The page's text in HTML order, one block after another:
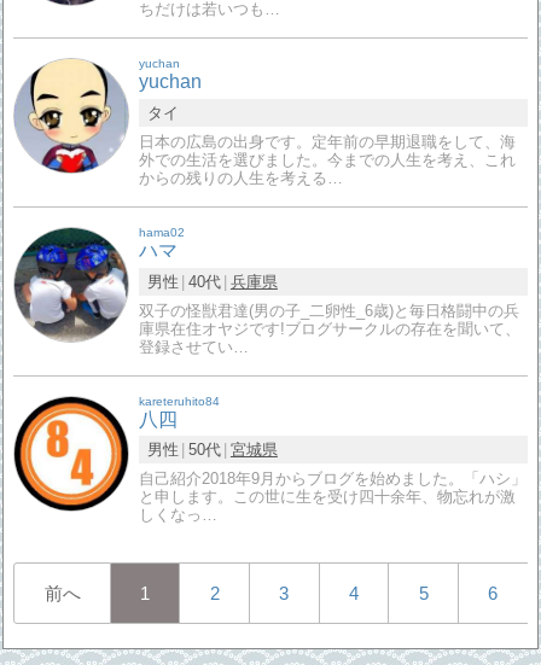
ちだけは若いつも…
yuchan
yuchan
タイ
日本の広島の出身です。定年前の早期退職をして、海
外での生活を選びました。今までの人生を考え、これ
からの残りの人生を考える…
hama02
ハマ
男性 40代 兵庫県
双子の怪獣君達(男の子_二卵性_6歳)と毎日格闘中の兵
庫県在住オヤジです!ブログサークルの存在を聞いて、
登録させてい…
kareteruhito84
八四
男性 50代 宮城県
自己紹介2018年9月からブログを始めました。「ハシ」
と申します。この世に生を受け四十余年、物忘れが激
しくなっ…
前へ 1 2 3 4 5 6